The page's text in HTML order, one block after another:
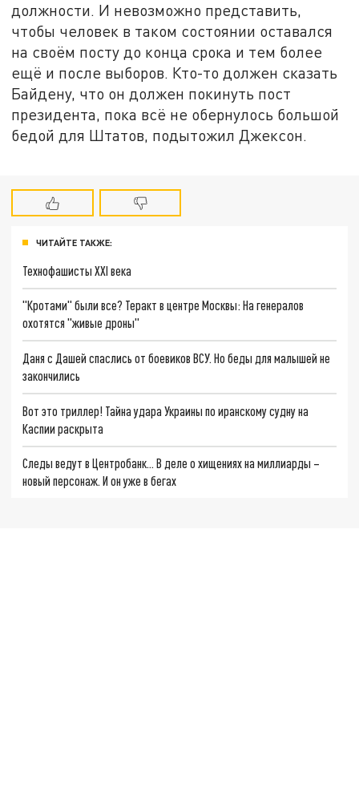
должности. И невозможно представить,
чтобы человек в таком состоянии оставался
на своём посту до конца срока и тем более
ещё и после выборов. Кто-то должен сказать
Байдену, что он должен покинуть пост
президента, пока всё не обернулось большой
бедой для Штатов, подытожил Джексон.
ЧИТАЙТЕ ТАКЖЕ:
Технофашисты XXI века
"Кротами" были все? Теракт в центре Москвы: На генералов
охотятся "живые дроны"
Даня с Дашей спаслись от боевиков ВСУ. Но беды для малышей не
закончились
Вот это триллер! Тайна удара Украины по иранскому судну на
Каспии раскрыта
Следы ведут в Центробанк… В деле о хищениях на миллиарды –
новый персонаж. И он уже в бегах